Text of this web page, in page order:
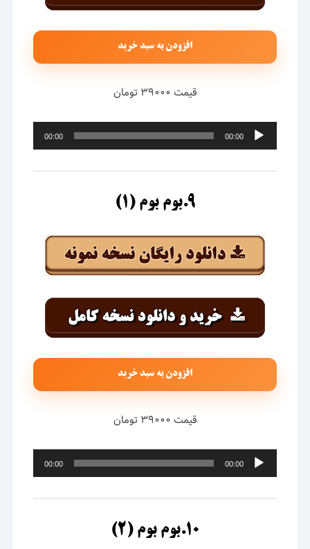
افزودن به سبد خرید
قیمت ۳۹۰۰۰ تومان
پخش‌کننده
صوت
00:00
00:00
۹.بوم بوم (۱)
افزودن به سبد خرید
قیمت ۳۹۰۰۰ تومان
پخش‌کننده
صوت
00:00
00:00
۱۰.بوم بوم (۲)